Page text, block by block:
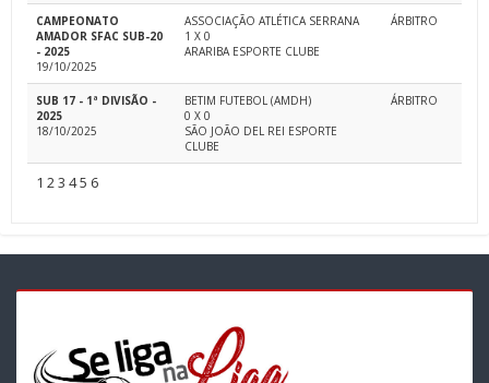
CAMPEONATO
AMADOR SFAC SUB-20
- 2025
19/10/2025
ASSOCIAÇÃO ATLÉTICA SERRANA
1 X 0
ARARIBA ESPORTE CLUBE
ÁRBITRO
SUB 17 - 1ª DIVISÃO -
2025
18/10/2025
BETIM FUTEBOL (AMDH)
0 X 0
SÃO JOÃO DEL REI ESPORTE
CLUBE
ÁRBITRO
1 23 45 6